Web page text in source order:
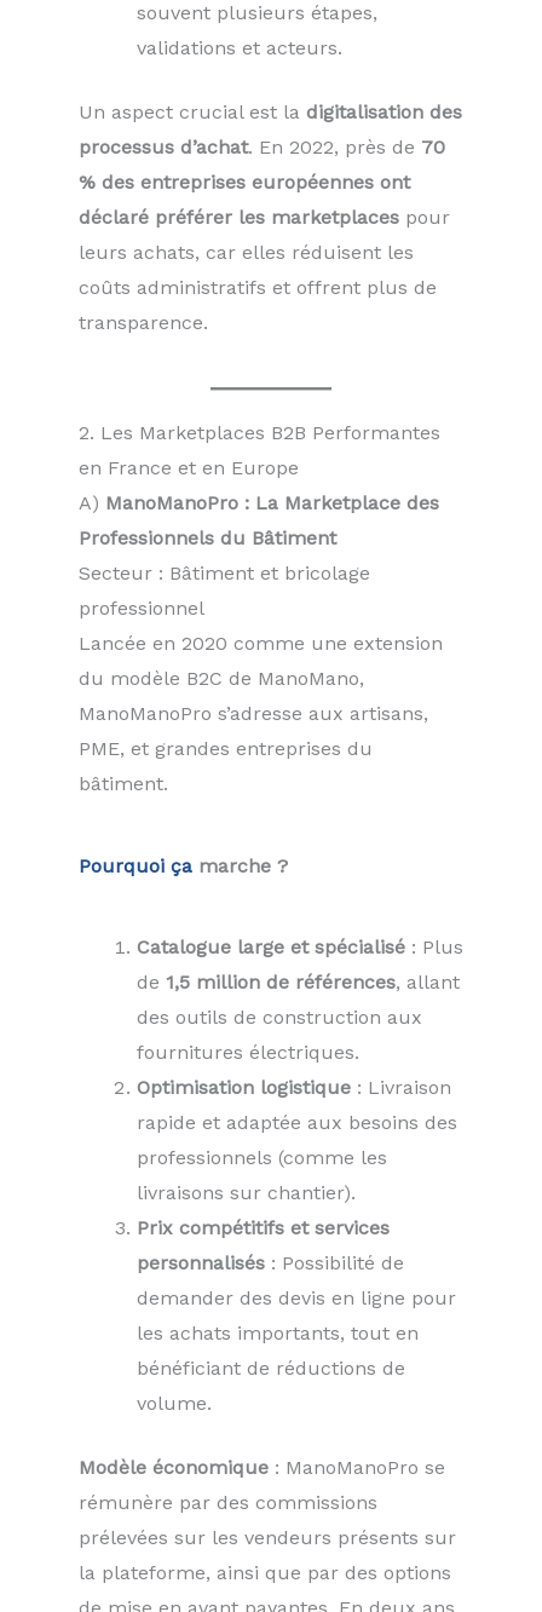
souvent plusieurs étapes,
validations et acteurs.
Un aspect crucial est la digitalisation des
processus d’achat. En 2022, près de 70
% des entreprises européennes ont
déclaré préférer les marketplaces pour
leurs achats, car elles réduisent les
coûts administratifs et offrent plus de
transparence.
2. Les Marketplaces B2B Performantes
en France et en Europe
A) ManoManoPro : La Marketplace des
Professionnels du Bâtiment
Secteur : Bâtiment et bricolage
professionnel
Lancée en 2020 comme une extension
du modèle B2C de ManoMano,
ManoManoPro s’adresse aux artisans,
PME, et grandes entreprises du
bâtiment.
Pourquoi ça marche ?
Catalogue large et spécialisé : Plus
de 1,5 million de références, allant
des outils de construction aux
fournitures électriques.
Optimisation logistique : Livraison
rapide et adaptée aux besoins des
professionnels (comme les
livraisons sur chantier).
Prix compétitifs et services
personnalisés : Possibilité de
demander des devis en ligne pour
les achats importants, tout en
bénéficiant de réductions de
volume.
Modèle économique : ManoManoPro se
rémunère par des commissions
prélevées sur les vendeurs présents sur
la plateforme, ainsi que par des options